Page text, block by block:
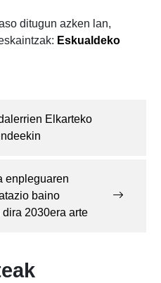
ditugun azken lan,
Eskualdeko
Elkarteko
enpleguaren
baino
2030era arte